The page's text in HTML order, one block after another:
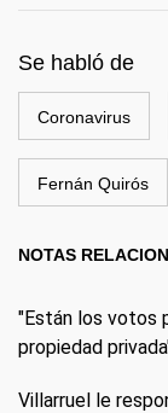
Se habló de
Coronavirus
Fernán Quirós
NOTAS
"Están los votos
propiedad
Villarruel le